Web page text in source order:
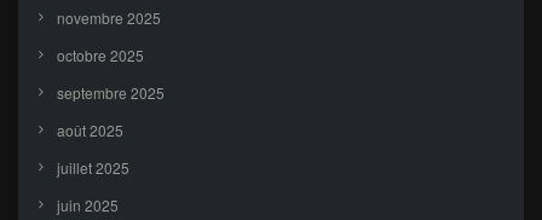
novembre 2025
octobre 2025
septembre 2025
août 2025
juillet 2025
juin 2025